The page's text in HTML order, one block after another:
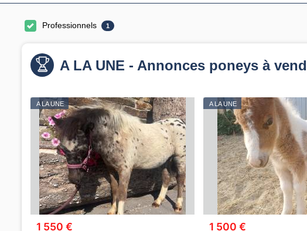
Professionnels 1
A LA UNE - Annonces poneys à
A LA UNE
1 550 €
A LA UNE
1 500 €